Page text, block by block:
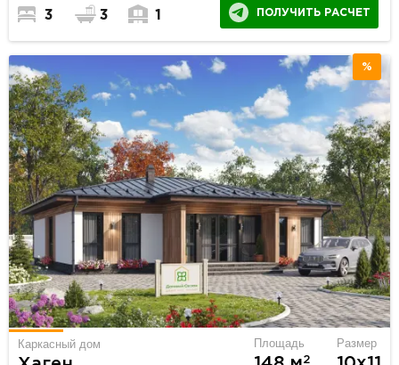
3 3 1 ПОЛУЧИТЬ РАСЧЕТ
%
Каркасный дом Площадь
2
Размер